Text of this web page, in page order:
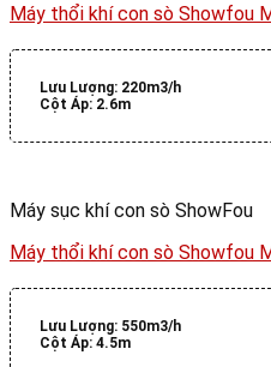
Máy thổi khí con sò Showfou
Lưu Lượng: 220m3/h
Cột Áp: 2.6m
Máy sục khí con sò ShowFou
Máy thổi khí con sò Showfou
Lưu Lượng: 550m3/h
Cột Áp:4.5m